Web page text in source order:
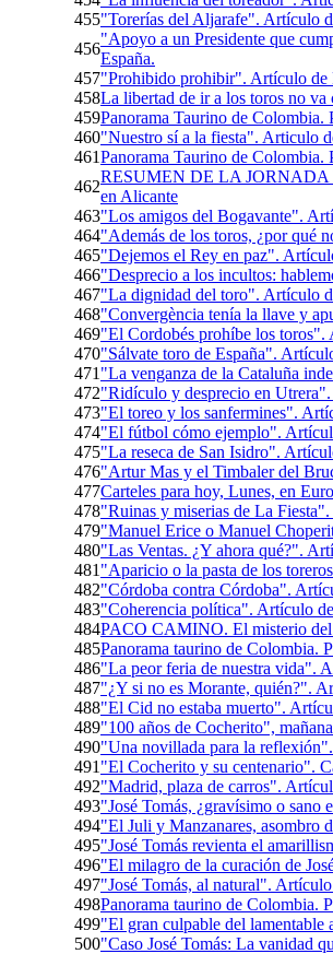
455"Torerías del Aljarafe". Artículo
456
"Apoyo a un Presidente que
España.
457"Prohibido prohibir". Artículo de
458La libertad de ir a los toros no
459Panorama Taurino de Colombia.
460"Nuestro sí a la fiesta". Articulo
461Panorama Taurino de Colombia.
462
RESUMEN DE LA JORNADA
en Alicante
463"Los amigos del Bogavante".
464"Además de los toros, ¿por qué
465"Dejemos el Rey en paz".
466"Desprecio a los incultos:
467"La dignidad del toro". Artículo
468"Convergència tenía la llave y
469"El Cordobés prohíbe los toros".
470"Sálvate toro de España".
471 "La venganza de la Cataluña
472"Ridículo y desprecio en
473
"El toreo y
474"El fútbol cómo ejemplo".
475"La reseca de San Isidro".
476"Artur Mas y el Timbaler del
477Carteles para hoy, Lunes, en
478"Ruinas y miserias de La
479"Manuel Erice o Manuel
480"Las Ventas. ¿Y ahora qué?".
481 "Aparicio o la pasta de los
482"Córdoba contra Córdoba".
483"Coherencia política". Artículo
484PACO CAMINO. El misterio del
485Panorama taurino de Colombia.
486"La peor feria de nuestra vida".
487"¿Y si no es Morante, quién?".
488"El Cid no estaba muerto".
489"100 años de Cocherito",
490"Una novillada para la
491 "El Cocherito y su centenario".
492"Madrid, plaza de carros".
493"José Tomás, ¿gravísimo o
494"El Juli y Manzanares, asombro
495"José Tomás revienta el
496"El milagro de la curación de
497"José Tomás, al natural".
498Panorama taurino de Colombia.
499"El gran culpable del
500"Caso José Tomás: La vanidad